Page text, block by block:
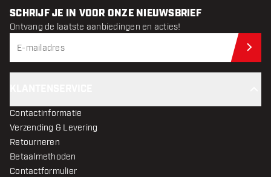
SCHRIJF JE IN VOOR ONZE NIEUWSBRIEF
Ontvang de laatste aanbiedingen en acties!
Contactinformatie
Verzending & Levering
Retourneren
Betaalmethoden
Contactformulier